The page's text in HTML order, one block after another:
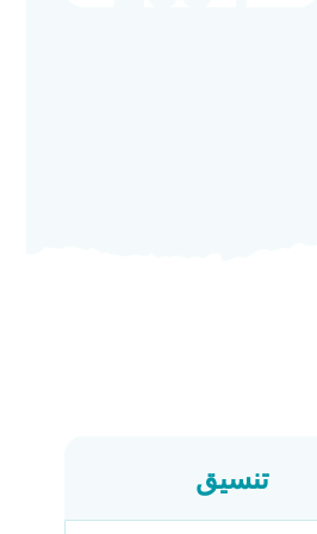
تنسيق